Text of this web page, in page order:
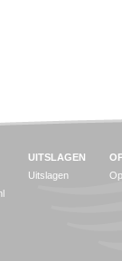
UITSLAGEN
Uitslagen